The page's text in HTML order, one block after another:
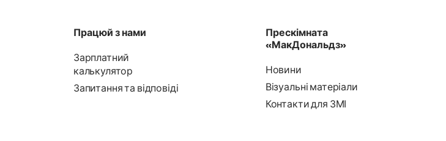
Працюй з нами
Зарплатний
калькулятор
Запитання та відповіді
Прескімната
«МакДональдз»
Новини
Візуальні матеріали
Контакти для ЗМІ